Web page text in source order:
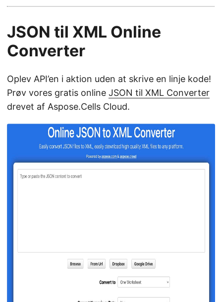
JSON til XML Online
Converter
Oplev API’en i aktion uden at skrive en linje kode!
Prøv vores gratis online JSON til XML Converter
drevet af Aspose.Cells Cloud.